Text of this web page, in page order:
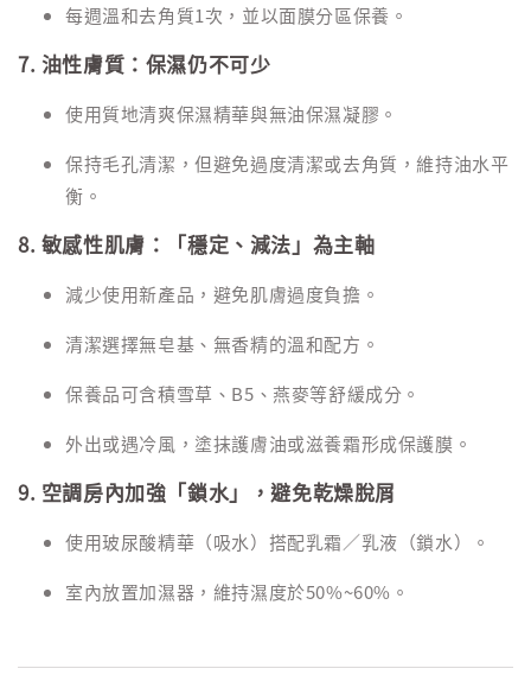
每週溫和去角質1次，並以面膜分區保養。
7. 油性膚質：保濕仍不可少
使用質地清爽保濕精華與無油保濕凝膠。
保持毛孔清潔，但避免過度清潔或去角質，維持油水平
衡。
8. 敏感性肌膚：「穩定、減法」為主軸
減少使用新產品，避免肌膚過度負擔。
清潔選擇無皂基、無香精的溫和配方。
保養品可含積雪草、B5、燕麥等舒緩成分。
外出或遇冷風，塗抹護膚油或滋養霜形成保護膜。
9. 空調房內加強「鎖水」，避免乾燥脫屑
使用玻尿酸精華（吸水）搭配乳霜／乳液（鎖水）。
室內放置加濕器，維持濕度於50%~60%。